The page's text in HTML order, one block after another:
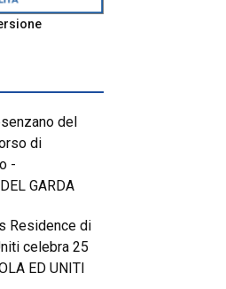
del
di
-
GARDA
Residence di
celebra 25
ED UNITI